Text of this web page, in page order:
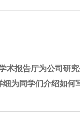
术报告厅为公司研
为同学们介绍如何